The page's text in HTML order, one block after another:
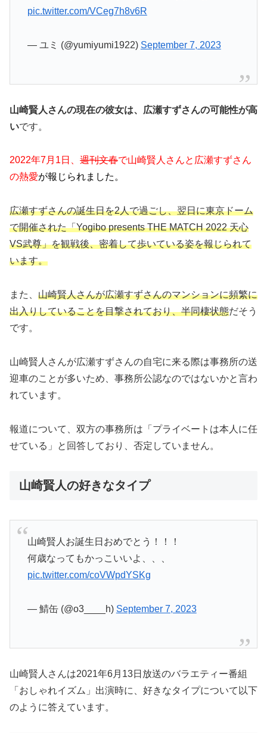
pic.twitter.com/VCeg7h8v6R
— ユミ (@yumiyumi1922) September 7, 2023
山崎賢人さんの現在の彼女は、広瀬すずさんの可能性が高
いです。
2022年7月1日、 週刊文春で山崎賢人さんと広瀬すずさん
の熱愛が報じられました。
広瀬すずさんの誕生日を2人で過ごし、翌日に東京ドーム
で開催された「Yogibo presents THE MATCH 2022 天心
VS武尊」を観戦後、密着して歩いている姿を報じられて
います。
また、 山崎賢人さんが広瀬すずさんのマンションに頻繁に
出入りしていることを目撃されており、半同棲状態だそう
です。
山崎賢人さんが広瀬すずさんの自宅に来る際は事務所の送
迎車のことが多いため、事務所公認なのではないかと言わ
れています。
報道について、双方の事務所は「プライベートは本人に任
せている」と回答しており、否定していません。
山崎賢人の好きなタイプ
山崎賢人お誕生日おめでとう！！！
何歳なってもかっこいいよ、、、
pic.twitter.com/coVWpdYSKg
— 鯖缶 (@o3____h) September 7, 2023
山崎賢人さんは2021年6月13日放送のバラエティー番組
「おしゃれイズム」出演時に、好きなタイプについて以下
のように答えています。